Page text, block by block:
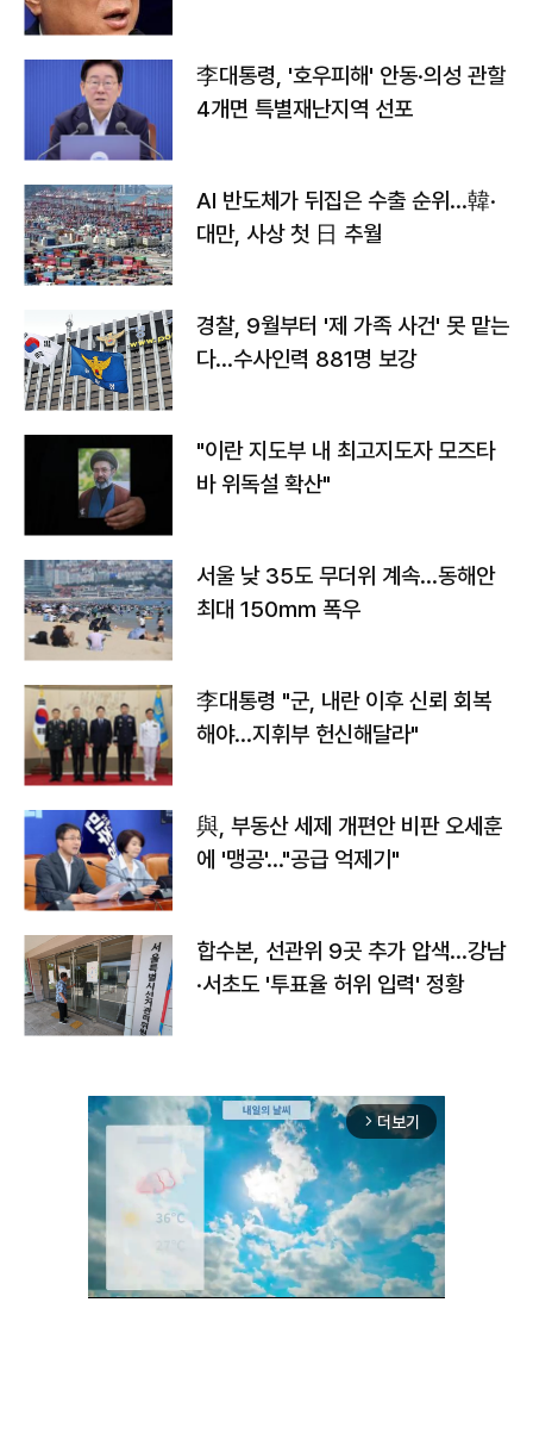
李대통령, '호우피해' 안동·의성 관할
4개면 특별재난지역 선포
AI 반도체가 뒤집은 수출 순위…韓·
대만, 사상 첫 日 추월
경찰, 9월부터 '제 가족 사건' 못 맡는
다…수사인력 881명 보강
"이란 지도부 내 최고지도자 모즈타
바 위독설 확산"
서울 낮 35도 무더위 계속…동해안
최대 150㎜ 폭우
李대통령 "군, 내란 이후 신뢰 회복
해야…지휘부 헌신해달라"
與, 부동산 세제 개편안 비판 오세훈
에 '맹공'…"공급 억제기"
합수본, 선관위 9곳 추가 압색…강남
·서초도 '투표율 허위 입력' 정황
arrow_forward_ios 더보기